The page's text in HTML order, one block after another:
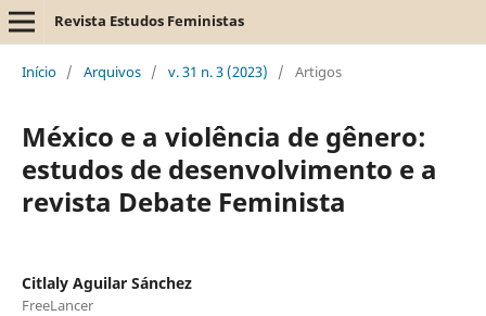
Revista Estudos Feministas
Início / Arquivos / v. 31 n. 3 (2023) / Artigos
México e a violência de gênero:
estudos de desenvolvimento e a
revista Debate Feminista
Citlaly Aguilar Sánchez
FreeLancer